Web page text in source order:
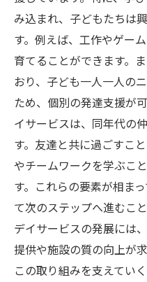
み込まれ、子どもたちは
す。例えば、工作やゲー
育てることができます。
おり、子ども一人一人の
ため、個別の発達支援が
イサービスは、同年代の
す。友達と共に過ごすこ
やチームワークを学ぶこ
す。これらの要素が相ま
て次のステップへ進むこ
デイサービスの発展には
提供や施設の質の向上が
この取り組みを支えてい